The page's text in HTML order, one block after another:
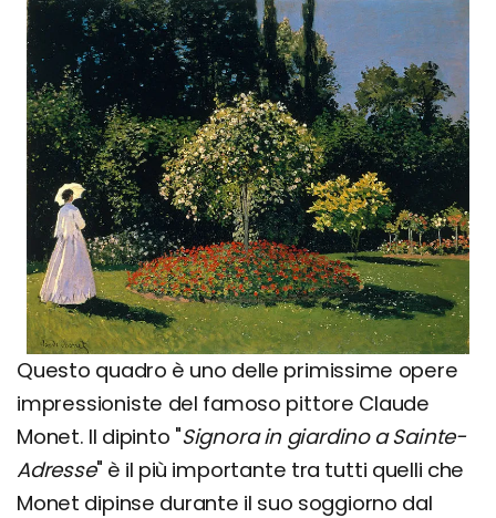
Questo quadro è uno delle primissime opere
impressioniste del famoso pittore Claude
Monet. Il dipinto "Signora in giardino a Sainte-
Adresse" è il più importante tra tutti quelli che
Monet dipinse durante il suo soggiorno dal